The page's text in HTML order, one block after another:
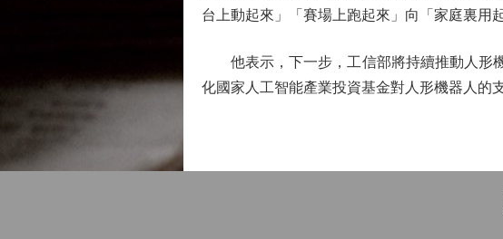
台上動起來」「賽場上跑起來」向「家庭裏用
他表示，下一步，工信部將持續推動人形機
化國家人工智能產業投資基金對人形機器人的